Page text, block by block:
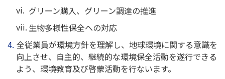
グリーン購入、グリーン調達の推進
生物多様性保全への対応
全従業員が環境方針を理解し、地球環境に関する意識を
向上させ、自主的、継続的な環境保全活動を遂行できる
よう、環境教育及び啓蒙活動を行ないます。